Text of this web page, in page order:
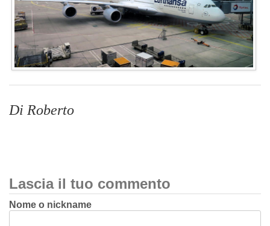
Di Roberto
Lascia il tuo commento
Nome o nickname